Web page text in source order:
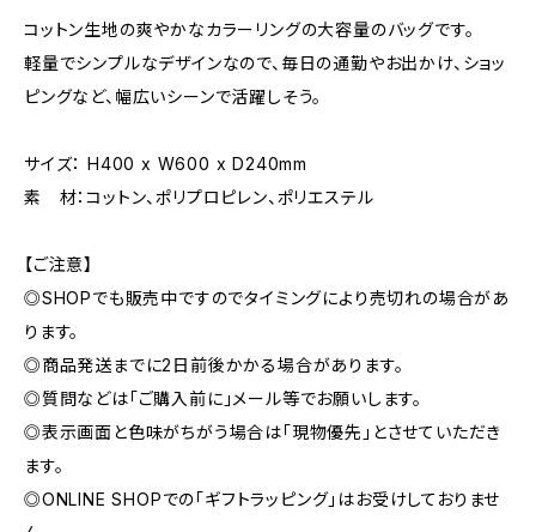
コットン生地の爽やかなカラーリングの大容量のバッグです。
軽量でシンプルなデザインなので、毎日の通勤やお出かけ、ショッ
ピングなど、幅広いシーンで活躍しそう。
サイズ： H400 x W600 x D240mm
素 材：コットン、ポリプロピレン、ポリエステル
【ご注意】
◎SHOPでも販売中ですのでタイミングにより売切れの場合があ
ります。
◎商品発送までに2日前後かかる場合があります。
◎質問などは「ご購入前に」メール等でお願いします。
◎表示画面と色味がちがう場合は「現物優先」とさせていただき
ます。
◎ONLINE SHOPでの「ギフトラッピング」はお受けしておりませ